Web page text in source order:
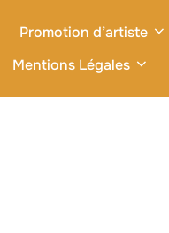
Promotion d’artiste
Mentions Légales